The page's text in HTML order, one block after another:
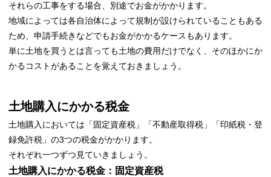
それらの工事をする場合、別途でお金がかかります。
地域によっては各自治体によって規制が設けられていることもある
ため、申請手続きなどでもお金がかかるケースもあります。
単に土地を買うとは言っても土地の費用だけでなく、そのほかにか
かるコストがあることを覚えておきましょう。
土地購入にかかる税金
土地購入においては「固定資産税」「不動産取得税」「印紙税・登
録免許税」の3つの税金がかかります。
それぞれ一つずつ見ていきましょう。
土地購入にかかる税金：固定資産税